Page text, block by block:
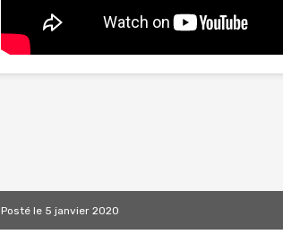
Postéle 5 janvier 2020